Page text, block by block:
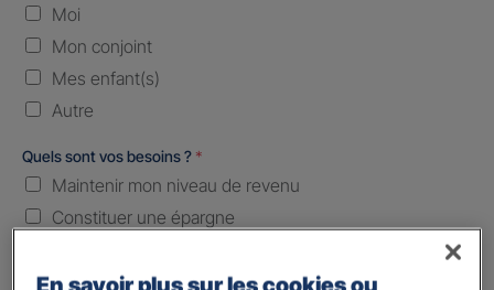
Moi
Mon conjoint
Mes enfant(s)
Autre
Quels sont vos besoins ? *
Maintenir mon niveau de revenu
Constituer une épargne
Percevoir un complément de revenu
En savoir plus sur les cookies ou